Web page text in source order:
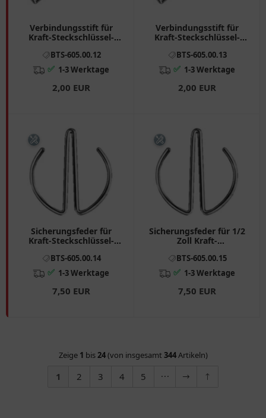
Verbindungsstift für
Kraft-Steckschlüssel-
BTS-605.00.12
✅ 1-3 Werktage
2,00 EUR
Verbindungsstift für
Kraft-Steckschlüssel-
BTS-605.00.13
✅ 1-3 Werktage
2,00 EUR
Sicherungsfeder für
Kraft-Steckschlüssel-
BTS-605.00.14
✅ 1-3 Werktage
7,50 EUR
Sicherungsfeder für 1/2
Zoll Kraft-
15-27 mm E18-E24
BTS-605.00.15
✅ 1-3 Werktage
7,50 EUR
Zeige 1 bis24(von insgesamt 344Artikeln)
1 2 3 4 5